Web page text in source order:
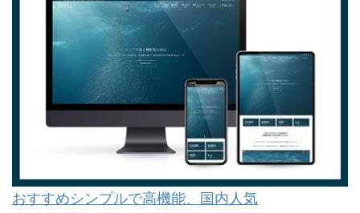
おすすめシンプルで高機能、国内人気